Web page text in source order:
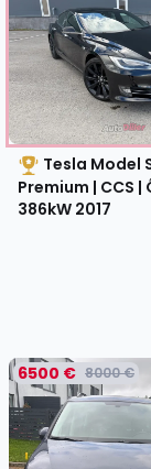
Tesla Model
Premium | CCS |
386kW 2017
6500 € 8000 €